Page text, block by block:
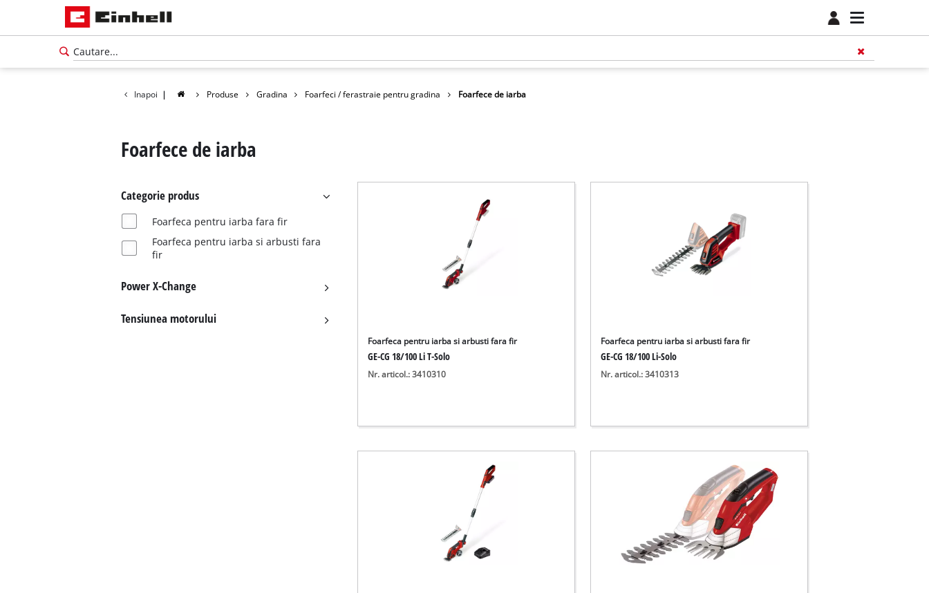
Inapoi | Produse Gradina Foarfeci / ferastraie pentru gradina Foarfece de iarba
Foarfece de iarba
Categorie produs
Foarfeca pentru iarba fara fir
Foarfeca pentru iarba si arbusti fara
fir
Power X-Change
Tensiunea motorului
Foarfeca pentru iarba si arbusti fara fir
GE-CG 18/100 Li T-Solo
Nr. articol.: 3410310
Foarfeca pentru iarba si arbusti fara fir
GE-CG 18/100 Li-Solo
Nr. articol.: 3410313